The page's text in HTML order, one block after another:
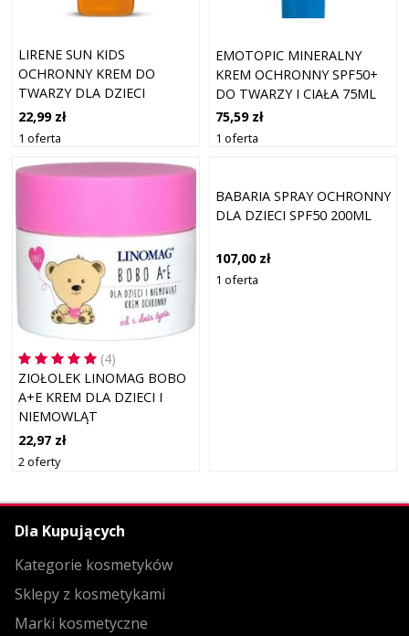
LIRENE SUN KIDS
OCHRONNY KREM DO
TWARZY DLA DZIECI
SPF50+ 50ML
22,99 zł
1 oferta
EMOTOPIC MINERALNY
KREM OCHRONNY SPF50+
DO TWARZY I CIAŁA 75ML
75,59 zł
1 oferta
(4)
ZIOŁOLEK LINOMAG BOBO
A+E KREM DLA DZIECI I
NIEMOWLĄT
22,97 zł
2 oferty
BABARIA SPRAY OCHRONNY
DLA DZIECI SPF50 200ML
107,00 zł
1 oferta
Dla Kupujących
Kategorie kosmetyków
Sklepy z kosmetykami
Marki kosmetyczne